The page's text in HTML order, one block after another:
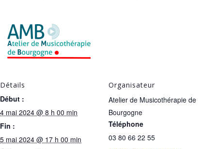
Détails
Début :
4 mai 2024 @ 8 h 00 min
Fin :
5 mai 2024 @ 17 h 00 min
Organisateur
Atelier de Musicothérapie de
Bourgogne
Téléphone
03 80 66 22 55